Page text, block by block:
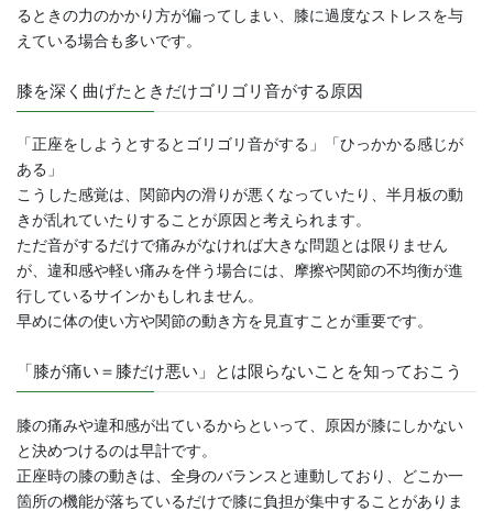
るときの力のかかり方が偏ってしまい、膝に過度なストレスを与
えている場合も多いです。
膝を深く曲げたときだけゴリゴリ音がする原因
「正座をしようとするとゴリゴリ音がする」「ひっかかる感じが
ある」
こうした感覚は、関節内の滑りが悪くなっていたり、半月板の動
きが乱れていたりすることが原因と考えられます。
ただ音がするだけで痛みがなければ大きな問題とは限りません
が、違和感や軽い痛みを伴う場合には、摩擦や関節の不均衡が進
行しているサインかもしれません。
早めに体の使い方や関節の動き方を見直すことが重要です。
「膝が痛い＝膝だけ悪い」とは限らないことを知っておこう
膝の痛みや違和感が出ているからといって、原因が膝にしかない
と決めつけるのは早計です。
正座時の膝の動きは、全身のバランスと連動しており、どこか一
箇所の機能が落ちているだけで膝に負担が集中することがありま